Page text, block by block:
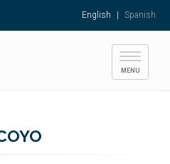
English Spanish
Toggle
MENU